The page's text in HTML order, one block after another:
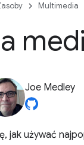
Multimedia
Joe Medley
jak używać